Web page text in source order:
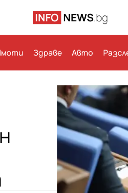
Здраве Авто